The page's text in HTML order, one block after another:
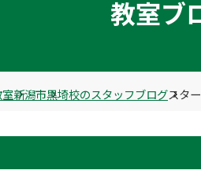
教室ブ
新潟市黒埼校のスタッフブログスタ